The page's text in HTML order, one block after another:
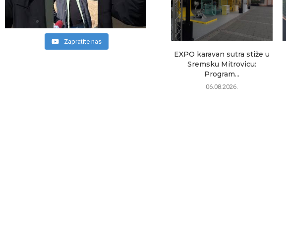
EXPO karavan sutra stiže u
Sremsku Mitrovicu:
Program...
06.08.2026.
Zapratite nas